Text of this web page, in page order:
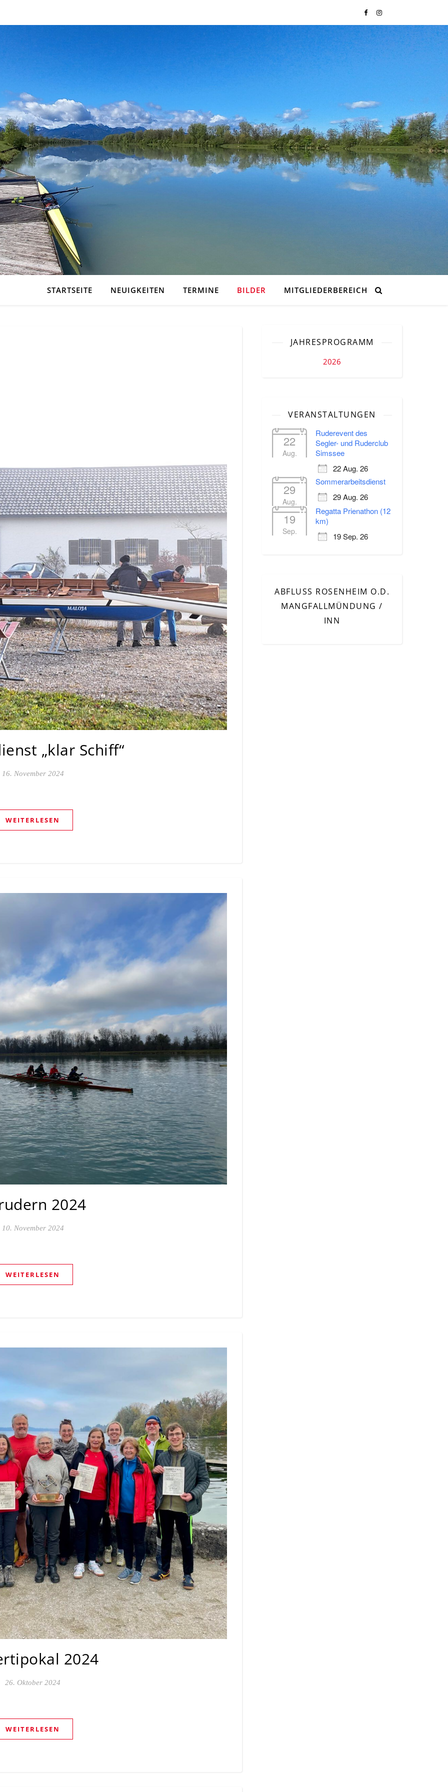
STARTSEITE NEUIGKEITEN TERMINE BILDER MITGLIEDERBEREICH
„klar Schiff“
16. November 2024
WEITERLESEN
2024
10. November 2024
WEITERLESEN
2024
26. Oktober 2024
WEITERLESEN
JAHRESPROGRAMM
2026
VERANSTALTUNGEN
22
Aug.
Ruderevent des
Segler- und Ruderclub
Simssee
22 Aug. 26
29
Aug.
Sommerarbeitsdienst
29 Aug. 26
19
Sep.
Regatta Prienathon (12
km)
19 Sep. 26
ABFLUSS ROSENHEIM O.D.
MANGFALLMÜNDUNG /
INN